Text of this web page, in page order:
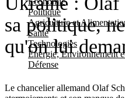
Politique
Agriculture et
Santé
Technologies
Energie, Environnement
Défense
sa politique,
qu'on lui
Le chancelier allemand Olaf